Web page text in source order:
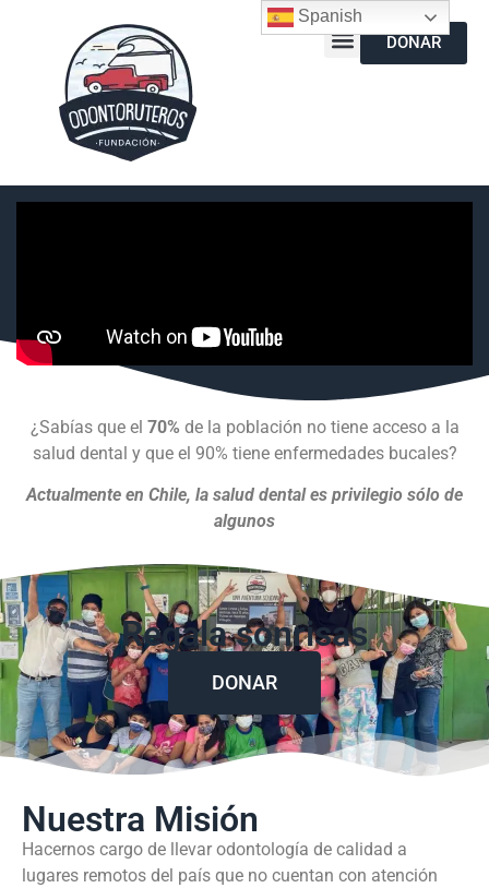
DONAR
¿Sabías que el 70% de la población no tiene acceso a la
salud dental y que el 90% tiene enfermedades bucales?
Actualmente en Chile, la salud dental es privilegio sólo de
algunos
Regala sonrisas
DONAR
Nuestra Misión
Hacernos cargo de llevar odontología de calidad a
lugares remotos del país que no cuentan con atención
Spanish